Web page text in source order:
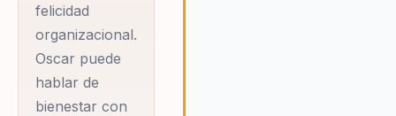
durante más de
quince años,
aprendió dentro de
Coomeva cómo se
felicidad
organizacional.
Oscar puede
hablar de
bienestar con